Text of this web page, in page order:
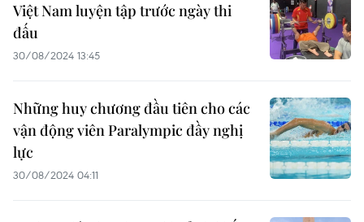
Việt Nam luyện tập trước ngày thi
đấu
30/08/2024 13:45
Những huy chương đầu tiên cho các
vận động viên Paralympic đầy nghị
lực
30/08/2024 04:11